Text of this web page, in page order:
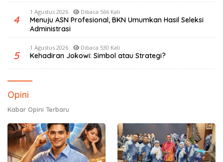
4
1 Agustus 2026 Dibaca 566 Kali
Menuju ASN Profesional, BKN Umumkan Hasil Seleksi
Administrasi
5
1 Agustus 2026 Dibaca 530 Kali
Kehadiran Jokowi: Simbol atau Strategi?
Opini
Kabar Opini Terbaru